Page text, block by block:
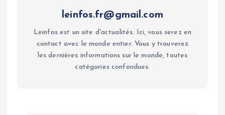
leinfos.fr@gmail.com
Leinfos est un site d'actualités. Ici, vous serez en
contact avec le monde entier. Vous y trouverez
les dernières informations sur le monde, toutes
catégories confondues.